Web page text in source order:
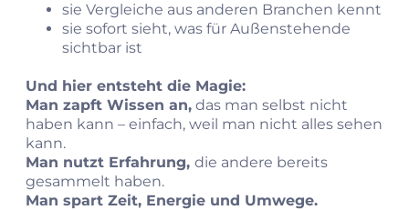
sie Vergleiche aus anderen Branchen kennt
sie sofort sieht, was für Außenstehende
sichtbar ist
Und hier entsteht die Magie:
Man zapft Wissen an, das man selbst nicht
haben kann – einfach, weil man nicht alles sehen
kann.
Man nutzt Erfahrung, die andere bereits
gesammelt haben.
Man spart Zeit, Energie und Umwege.